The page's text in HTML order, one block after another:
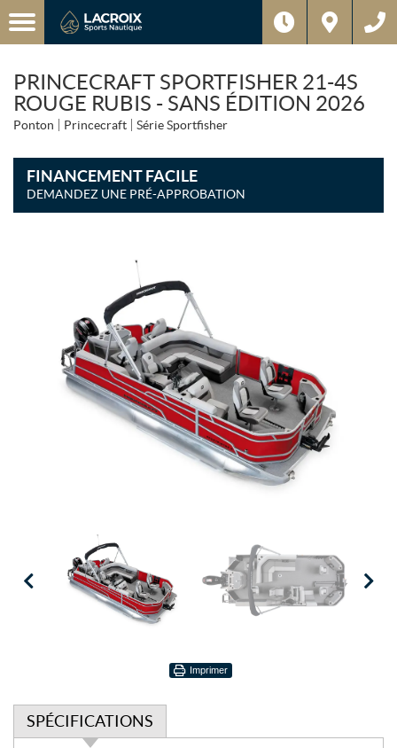
PRINCECRAFT SPORTFISHER 21-4S
ROUGE RUBIS - SANS ÉDITION 2026
Ponton Princecraft Série Sportfisher
FINANCEMENT FACILE
DEMANDEZ UNE PRÉ-APPROBATION
Imprimer
SPÉCIFICATIONS